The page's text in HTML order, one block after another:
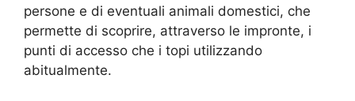
persone e di eventuali animali domestici, che
permette di scoprire, attraverso le impronte, i
punti di accesso che i topi utilizzando
abitualmente.